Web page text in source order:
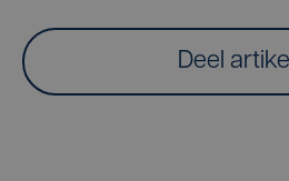
Deel